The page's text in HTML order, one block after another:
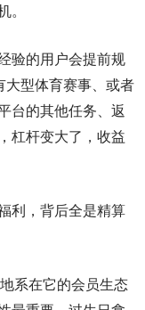
。
验的用户会提前规
大型体育赛事、或者
台的其他任务、返
杠杆变大了，收益
利，背后全是精算
系在它的会员生态